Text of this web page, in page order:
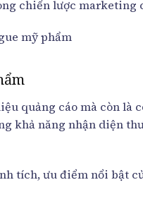
chiến lược marketing
quảng cáo mà còn là
khả năng nhận diện
tích, ưu điểm nổi bật